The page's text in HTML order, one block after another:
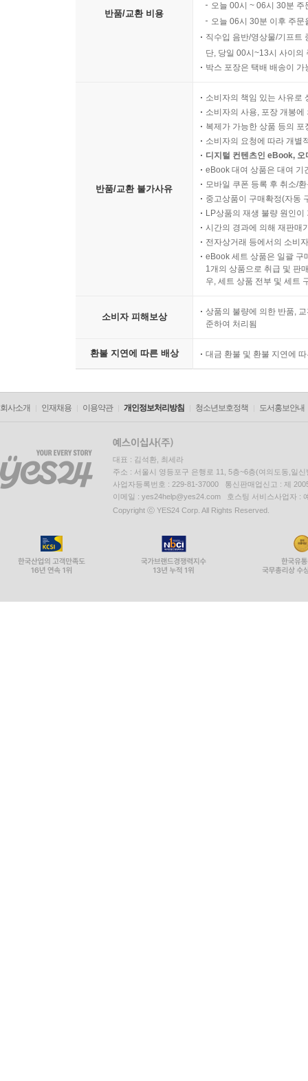
반품/교환 비용
오늘 00시 ~ 06시 30분
오늘 06시 30분 이후 주
직수입 음반/영상물/기프트
단, 당일 00시~13시 사이의
박스 포장은 택배 배송이
반품/교환 불가사유
소비자의 책임 있는 사유로
소비자의 사용, 포장 개봉
복제가 가능한 상품 등의
소비자의 요청에 따라 개별
디지털 컨텐츠인 eBook,
eBook 대여 상품은 대여 기
모바일 쿠폰 등록 후 취소/
중고상품이 구매확정(자동
LP상품의 재생 불량 원인
시간의 경과에 의해 재판매
전자상거래 등에서의 소비
eBook 세트 상품은 일괄 구
1개의 상품으로 취급 및 판
우, 세트 상품 전부 및 세트
소비자 피해보상
상품의 불량에 의한 반품,
준하여 처리됨
환불 지연에 따른 배상 대금 환불 및 환불 지연에
회사소개 인재채용 이용약관 개인정보처리방침 청소년보호정책 도서홍보안내
대표 : 김석환, 최세라
주소 : 서울시 영등포구 은행로 11, 5층~6층(여의도동,일신
사업자등록번호 : 229-81-37000 통신판매업신고 : 제
이메일 : yes24help@yes24.com 호스팅 서비스사업자 :
Copyright ⓒ YES24 Corp. All Rights Reserved.